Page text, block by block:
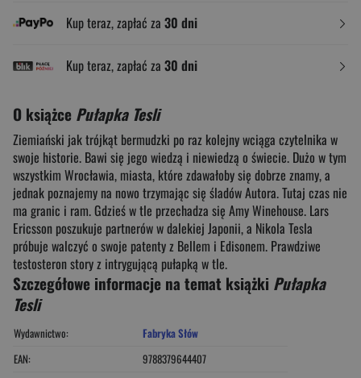
Kup teraz, zapłać za 30 dni
Kup teraz, zapłać za 30 dni
O książce Pułapka Tesli
Ziemiański jak trójkąt bermudzki po raz kolejny wciąga czytelnika w
swoje historie. Bawi się jego wiedzą i niewiedzą o świecie. Dużo w tym
wszystkim Wrocławia, miasta, które zdawałoby się dobrze znamy, a
jednak poznajemy na nowo trzymając się śladów Autora. Tutaj czas nie
ma granic i ram. Gdzieś w tle przechadza się Amy Winehouse. Lars
Ericsson poszukuje partnerów w dalekiej Japonii, a Nikola Tesla
próbuje walczyć o swoje patenty z Bellem i Edisonem. Prawdziwe
testosteron story z intrygującą pułapką w tle.
Szczegółowe informacje na temat książki Pułapka
Tesli
Wydawnictwo:
Fabryka Słów
EAN:
9788379644407